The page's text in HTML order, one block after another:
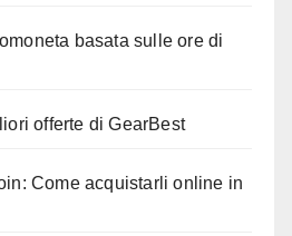
basata sulle ore di
offerte di GearBest
Come acquistarli online in